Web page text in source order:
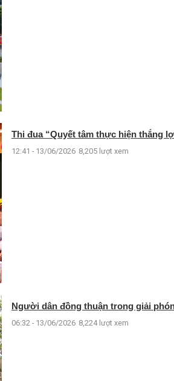
Thi đua “Quyết tâm thực hiện thắng
12:41 - 13/06/2026 8,205 lượt xem
Người dân đồng thuận trong giải
06:32 - 13/06/2026 8,224 lượt xem